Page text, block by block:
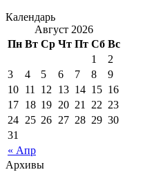
Календарь
Август 2026
Пн Вт Ср Чт Пт Сб Вс
« Апр
1
2
3
4 5 6 7 8
9
10 11 12 13 14 15 16
17 18 19 20 21 22 23
24 25 26 27 28 29 30
31
Архивы